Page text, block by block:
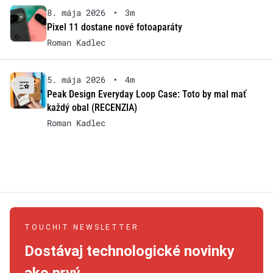
8. mája 2026 •
3m
Pixel 11 dostane nové fotoaparáty
Roman Kadlec
5. mája 2026 •
4m
Peak Design Everyday Loop Case: Toto by mal mať
každý obal (RECENZIA)
Roman Kadlec
TOUCHIT NEWSLETTER
Dostávaj technologické novinky